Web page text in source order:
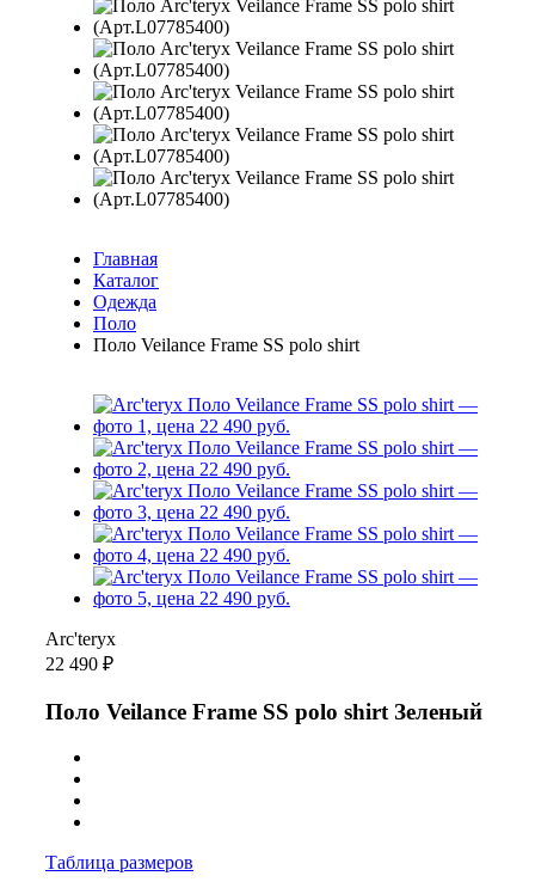
Главная
Каталог
Одежда
Поло
Поло Veilance Frame SS polo shirt
Arc'teryx
22 490 ₽
Поло Veilance Frame SS polo shirt Зеленый
Таблица размеров